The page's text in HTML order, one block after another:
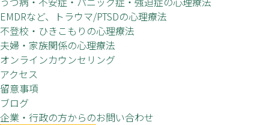
EMDRなど、トラウマ/PTSDの心理療法
不登校・ひきこもりの心理療法
夫婦・家族関係の心理療法
オンラインカウンセリング
アクセス
留意事項
ブログ
企業・行政の方からのお問い合わせ